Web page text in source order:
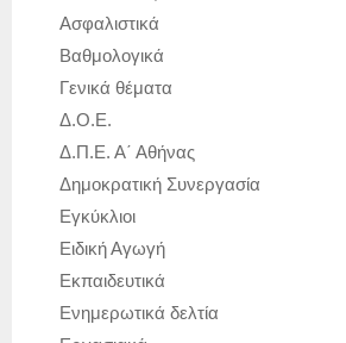
Ασφαλιστικά
Βαθμολογικά
Γενικά θέματα
Δ.Ο.Ε.
Δ.Π.Ε. Α΄ Αθήνας
Δημοκρατική Συνεργασία
Εγκύκλιοι
Ειδική Αγωγή
Εκπαιδευτικά
Ενημερωτικά δελτία